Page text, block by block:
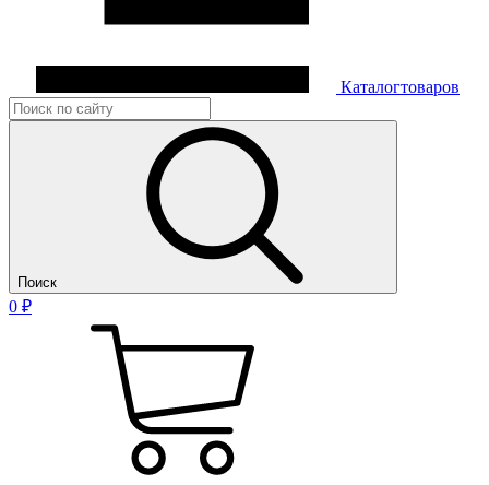
Каталогтоваров
Поиск
0 ₽